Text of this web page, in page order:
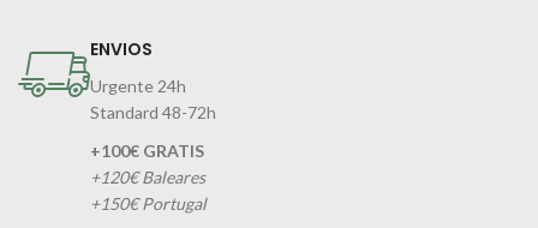
ENVIOS
Urgente 24h
Standard 48-72h
+100€ GRATIS
+120€ Baleares
+150€ Portugal